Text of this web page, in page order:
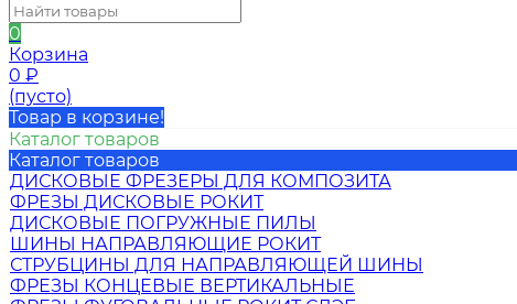
0
Корзина
0 ₽
(пусто)
Товар в корзине!
Каталог товаров
Каталог товаров
ДИСКОВЫЕ ФРЕЗЕРЫ ДЛЯ КОМПОЗИТА
ФРЕЗЫ ДИСКОВЫЕ РОКИТ
ДИСКОВЫЕ ПОГРУЖНЫЕ ПИЛЫ
ШИНЫ НАПРАВЛЯЮЩИЕ РОКИТ
СТРУБЦИНЫ ДЛЯ НАПРАВЛЯЮЩЕЙ ШИНЫ
ФРЕЗЫ КОНЦЕВЫЕ ВЕРТИКАЛЬНЫЕ